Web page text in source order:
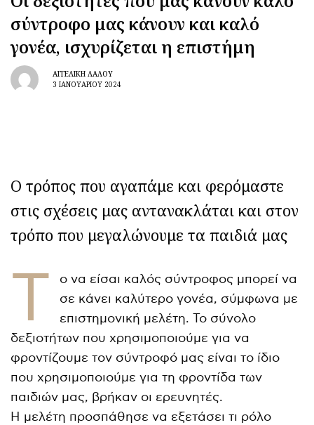
σύντροφο μας κάνουν και καλό
γονέα, ισχυρίζεται η επιστήμη
ΑΓΓΕΛΙΚΉ ΛΆΛΟΥ
3 ΙΑΝΟΥΑΡΊΟΥ 2024
Ο τρόπος που αγαπάμε και φερόμαστε
στις σχέσεις μας αντανακλάται και στον
τρόπο που μεγαλώνουμε τα παιδιά μας
Τ
ο να είσαι καλός σύντροφος μπορεί να
σε κάνει καλύτερο γονέα, σύμφωνα με
επιστημονική μελέτη. Το σύνολο
δεξιοτήτων που χρησιμοποιούμε για να
φροντίζουμε τον σύντροφό μας είναι το ίδιο
που χρησιμοποιούμε για τη φροντίδα των
παιδιών μας, βρήκαν οι ερευνητές.
Η μελέτη προσπάθησε να εξετάσει τι ρόλο